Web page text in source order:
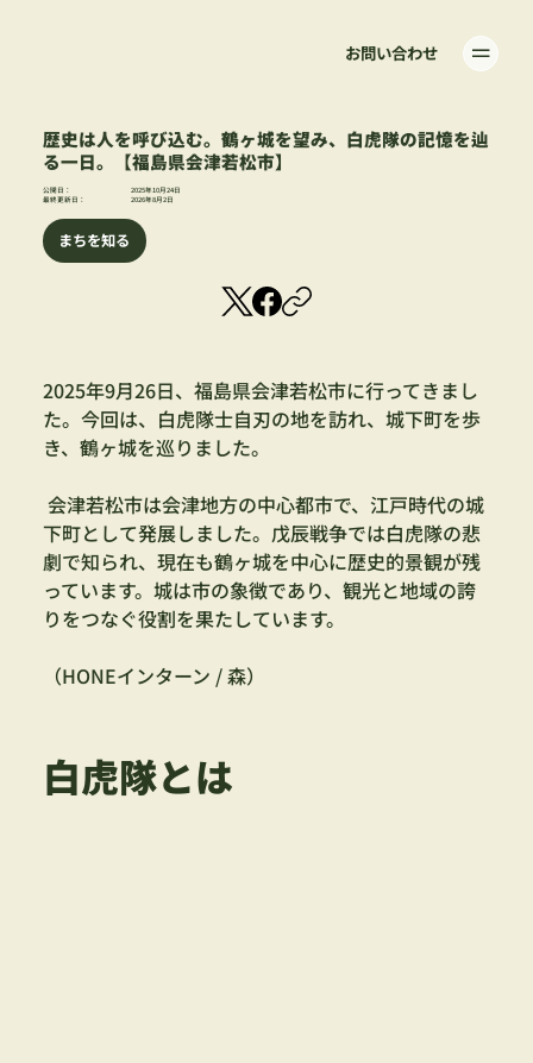
お問い合わせ
歴史は人を呼び込む。鶴ヶ城を望み、白虎隊の記憶を辿
る一日。【福島県会津若松市】
公開日：
2025年10月24日
最終更新日：
2026年8月2日
まちを知る
2025年9月26日、福島県会津若松市に行ってきまし
た。今回は、白虎隊士自刃の地を訪れ、城下町を歩
き、鶴ヶ城を巡りました。
会津若松市は会津地方の中心都市で、江戸時代の城
下町として発展しました。戊辰戦争では白虎隊の悲
劇で知られ、現在も鶴ヶ城を中心に歴史的景観が残
っています。城は市の象徴であり、観光と地域の誇
りをつなぐ役割を果たしています。
（HONEインターン / 森）
白虎隊とは